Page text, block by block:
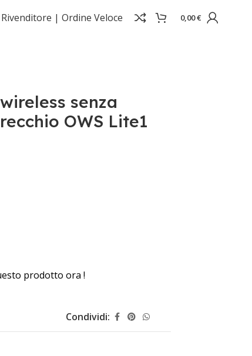
| Ordine Veloce 0,00€
senza
OWS Lite1
prodotto ora !
Condividi: